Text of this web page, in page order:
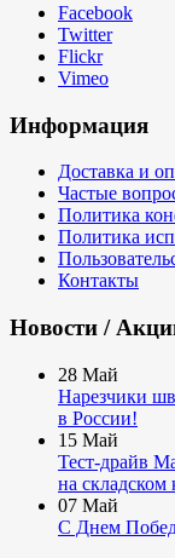
Facebook
Twitter
Flickr
Vimeo
Информация
Доставка и
Частые
Политика
Политика
Контакты
Новости /
28 Май
Нарезчики
в России!
15 Май
Тест-драйв
на складском
07 Май
С Днем